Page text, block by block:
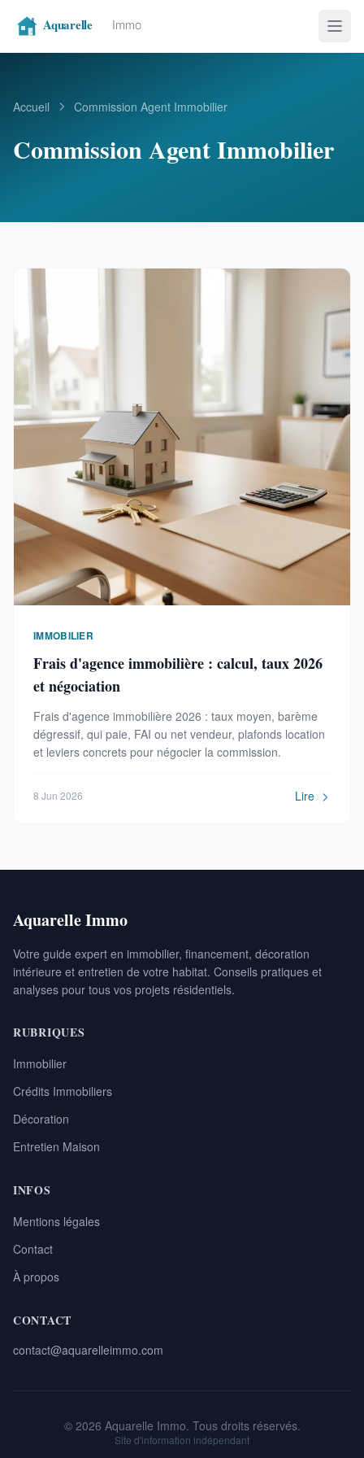
Accueil Commission Agent Immobilier
Commission Agent Immobilier
IMMOBILIER
Frais d'agence immobilière : calcul, taux 2026
et négociation
Frais d'agence immobilière 2026 : taux moyen, barème
dégressif, qui paie, FAI ou net vendeur, plafonds location
et leviers concrets pour négocier la commission.
8 Jun 2026 Lire
Aquarelle Immo
Votre guide expert en immobilier, financement, décoration
intérieure et entretien de votre habitat. Conseils pratiques et
analyses pour tous vos projets résidentiels.
RUBRIQUES
Immobilier
Crédits Immobiliers
Décoration
Entretien Maison
INFOS
Mentions légales
Contact
À propos
CONTACT
contact@aquarelleimmo.com
© 2026 Aquarelle Immo. Tous droits réservés.
Site d'information indépendant